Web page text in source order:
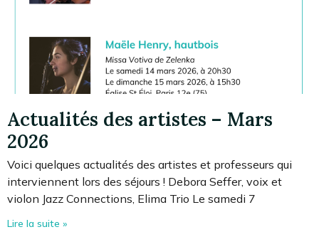
Actualités des artistes – Mars
2026
Voici quelques actualités des artistes et professeurs qui
interviennent lors des séjours ! Debora Seffer, voix et
violon Jazz Connections, Elima Trio Le samedi 7
Lire la suite »